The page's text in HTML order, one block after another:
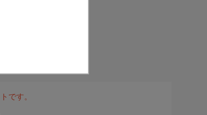
です。